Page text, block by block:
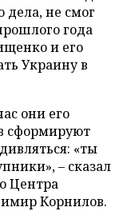
дела, не смог
года
и его
Украину в
они его
сформируют
«ты
– сказал
Центра
Корнилов.